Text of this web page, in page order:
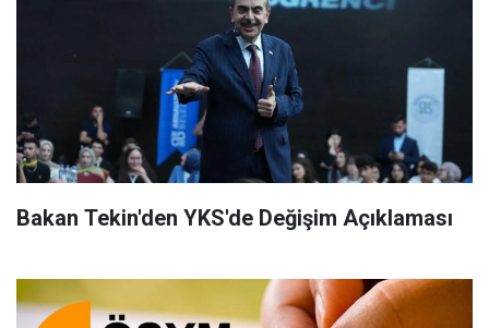
Bakan Tekin'den YKS'de Değişim Açıklaması